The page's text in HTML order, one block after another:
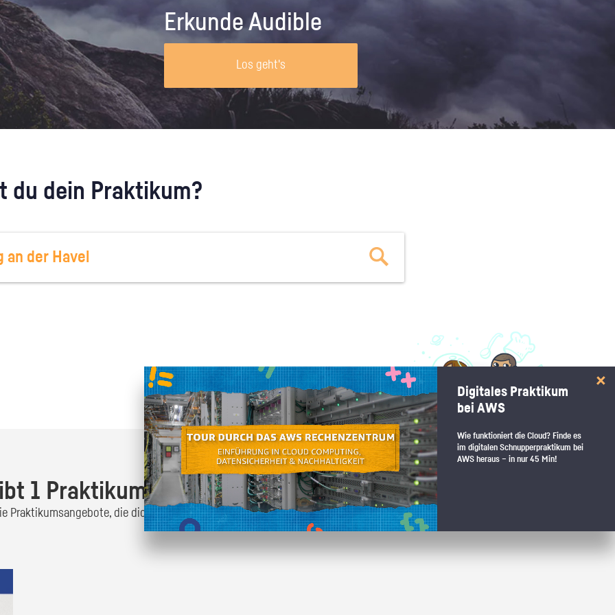
Unternehmen lohnt, wie man sich
vorbereitet und wie ein Vorab-Anruf
abläuft.
Erkunde Audible
Los geht's
du dein Praktikum?
an der Havel
Oder finde heraus was dich interessiert:
zum Stärkentest.
1 Praktikumsangebot!
Praktikumsangebote, die dich interessieren und bewirb dich wenn du den passenden Platz
Digitales Praktikum
bei AWS
Wie funktioniert die Cloud? Finde es
im digitalen Schnupperpraktikum bei
AWS heraus – in nur 45 Min!